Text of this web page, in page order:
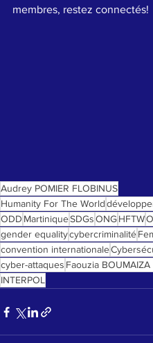
membres, restez connectés!
Audrey POMIER FLOBINUS
Humanity For The World
ODD MartiniqueSDGsONGHFTW
gender equalitycybercriminalité
convention internationale
cyber-attaques Faouzia BOUMAIZA
INTERPOL